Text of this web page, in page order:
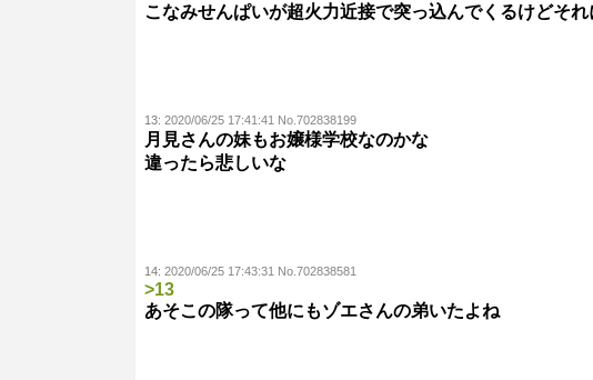
こなみせんぱいが超火力近接で突っ込んでくるけどそ
13: 2020/06/25 17:41:41 No.702838199
月見さんの妹もお嬢様学校なのかな
違ったら悲しいな
14: 2020/06/25 17:43:31 No.702838581
>13
あそこの隊って他にもゾエさんの弟いたよね